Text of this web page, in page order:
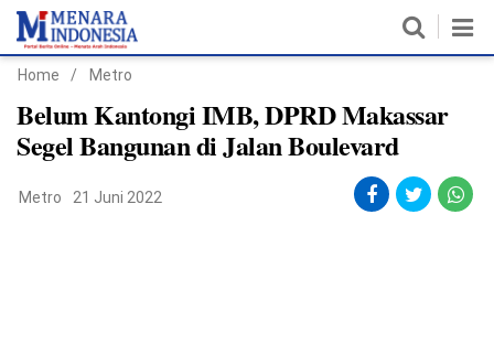
Home
Nasional
Politik
Home / Metro
Belum Kantongi IMB, DPRD Makassar
Segel Bangunan di Jalan Boulevard
Metro 21 Juni 2022